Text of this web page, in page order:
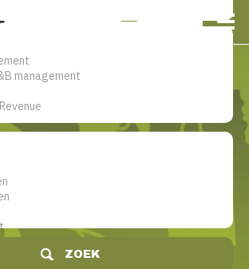
voor hotel
professionals
ZOEK